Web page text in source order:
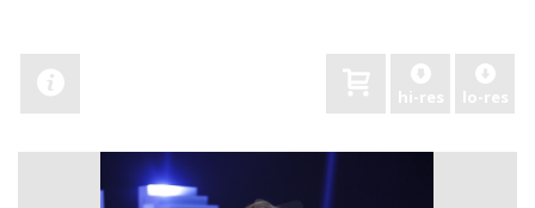
hi-res lo-res